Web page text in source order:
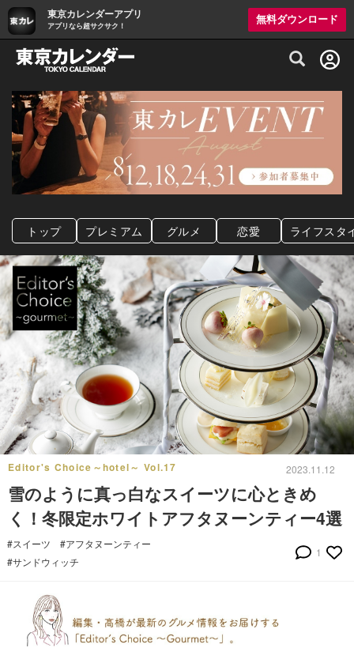
東京カレンダーアプリ
アプリなら超サクサク！
無料ダウンロード
グルメ情報・プレミアムレストラン予約
トップ プレミアム グルメ 恋愛 ライフスタ
Editor's Choice～hotel～ Vol.17 2023.11.12
雪のように真っ白なスイーツに心ときめ
く！冬限定ホワイトアフタヌーンティー4選
#スイーツ
#アフタヌーンティー
#サンドウィッチ
1